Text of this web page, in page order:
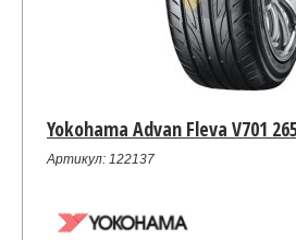
Yokohama Advan Fleva V701
Артикул: 122137